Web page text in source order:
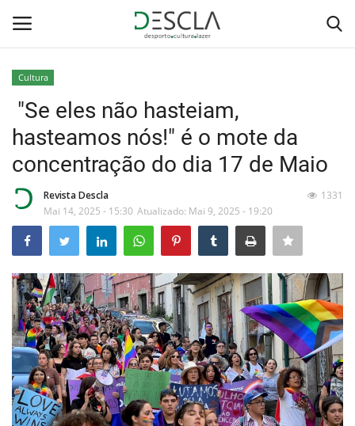
Home
Desporto
Sobre Nós
Educação
Estatuto Editorial
Cultura
"Se eles não hasteiam,
hasteamos nós!" é o mote da
concentração do dia 17 de Maio
Revista Descla
Mai 14, 2025 - 15:30 Atualizado: Mai 9, 2025 - 19:20
1331